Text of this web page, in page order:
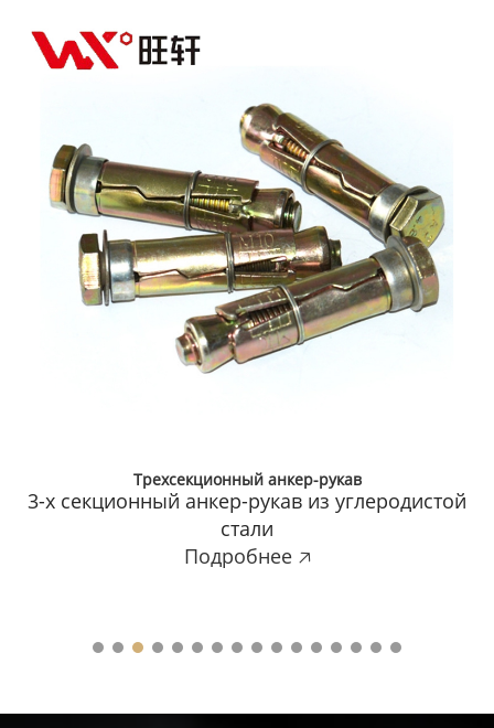
Трехсекционный анкер-рукав
3-х секционный анкер-рукав из углеродистой
стали
Подробнее 🡥